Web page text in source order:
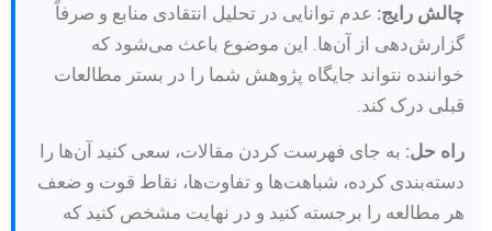
چالش رایج: عدم توانایی در تحلیل انتقادی منابع و صرفاً
گزارش‌دهی از آن‌ها. این موضوع باعث می‌شود که
خواننده نتواند جایگاه پژوهش شما را در بستر مطالعات
قبلی درک کند.
راه حل: به جای فهرست کردن مقالات، سعی کنید آن‌ها را
دسته‌بندی کرده، شباهت‌ها و تفاوت‌ها، نقاط قوت و ضعف
هر مطالعه را برجسته کنید و در نهایت مشخص کنید که